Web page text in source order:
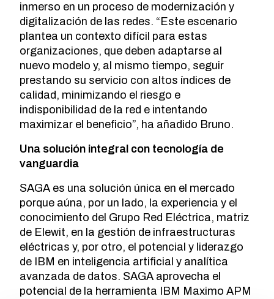
inmerso en un proceso de modernización y
digitalización de las redes. “Este escenario
plantea un contexto difícil para estas
organizaciones, que deben adaptarse al
nuevo modelo y, al mismo tiempo, seguir
prestando su servicio con altos índices de
calidad, minimizando el riesgo e
indisponibilidad de la red e intentando
maximizar el beneficio”, ha añadido Bruno.
Una solución integral con tecnología de
vanguardia
SAGA es una solución única en el mercado
porque aúna, por un lado, la experiencia y el
conocimiento del Grupo Red Eléctrica, matriz
de Elewit, en la gestión de infraestructuras
eléctricas y, por otro, el potencial y liderazgo
de IBM en inteligencia artificial y analítica
avanzada de datos. SAGA aprovecha el
potencial de la herramienta IBM Maximo APM